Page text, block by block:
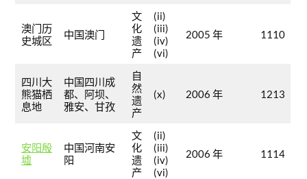
澳门历
史城区
中国澳门
文
化
遗
产
(ii)
(iii)
(iv)
(vi)
2005 年 1110
四川大
熊猫栖
息地
中国四川成
都、阿坝、
雅安、甘孜
自
然
遗
产
(x) 2006 年 1213
安阳殷
墟
中国河南安
阳
文
化
遗
产
(ii)
(iii)
(iv)
(vi)
2006 年 1114